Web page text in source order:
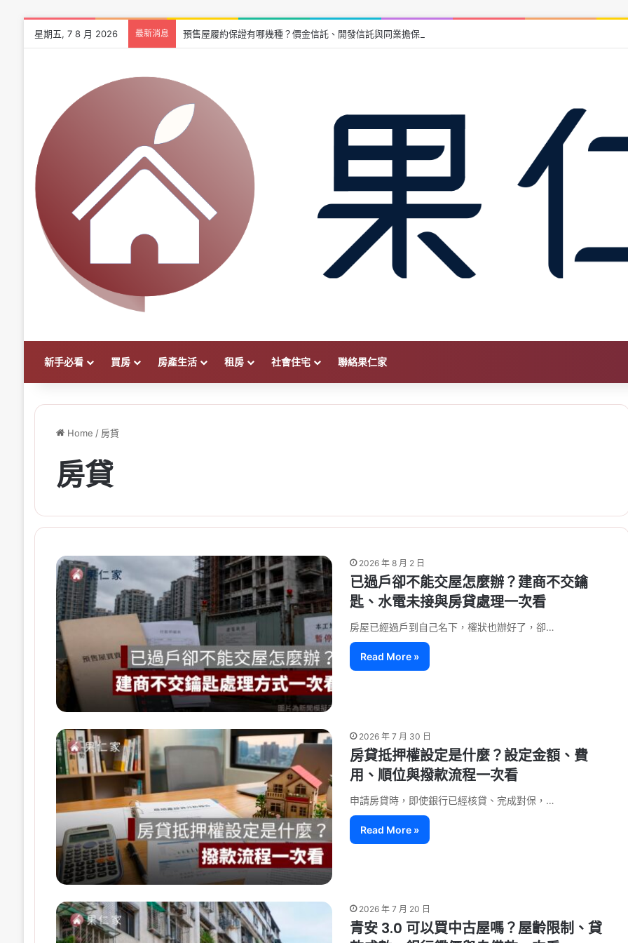
星期五, 7 8 月 2026 最新消息 預售屋履約保證有哪幾種？價金信託、開發信託與同業擔保優缺點比較
新手必看 買房 房產生活 租房 社會住宅 聯絡果仁家
Home / 房貸
房貸
2026 年 8 月 2 日
已過戶卻不能交屋怎麼辦？建商不交鑰
匙、水電未接與房貸處理一次看
房屋已經過戶到自己名下，權狀也辦好了，卻…
Read More »
2026 年 7 月 30 日
房貸抵押權設定是什麼？設定金額、費
用、順位與撥款流程一次看
申請房貸時，即使銀行已經核貸、完成對保，…
Read More »
2026 年 7 月 20 日
青安 3.0 可以買中古屋嗎？屋齡限制、貸